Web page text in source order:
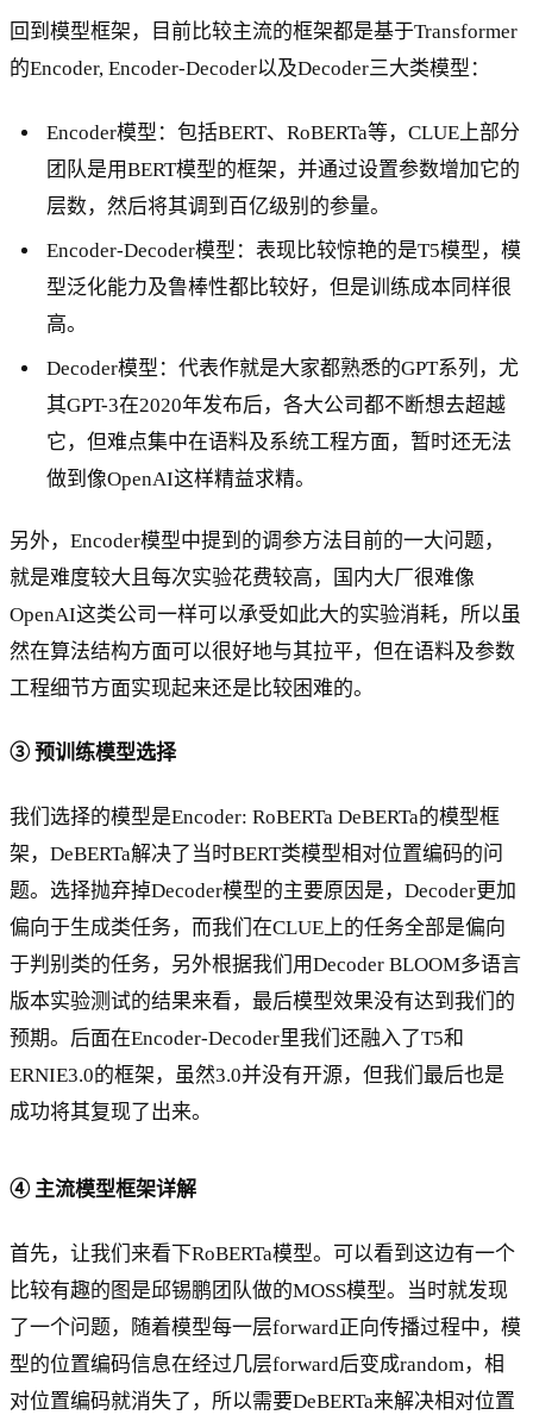
回到模型框架，目前比较主流的框架都是基于Transformer
的Encoder, Encoder-Decoder以及Decoder三大类模型：
Encoder模型：包括BERT、RoBERTa等，CLUE上部分
团队是用BERT模型的框架，并通过设置参数增加它的
层数，然后将其调到百亿级别的参量。
Encoder-Decoder模型：表现比较惊艳的是T5模型，模
型泛化能力及鲁棒性都比较好，但是训练成本同样很
高。
Decoder模型：代表作就是大家都熟悉的GPT系列，尤
其GPT-3在2020年发布后，各大公司都不断想去超越
它，但难点集中在语料及系统工程方面，暂时还无法
做到像OpenAI这样精益求精。
另外，Encoder模型中提到的调参方法目前的一大问题，
就是难度较大且每次实验花费较高，国内大厂很难像
OpenAI这类公司一样可以承受如此大的实验消耗，所以虽
然在算法结构方面可以很好地与其拉平，但在语料及参数
工程细节方面实现起来还是比较困难的。
③ 预训练模型选择
我们选择的模型是Encoder: RoBERTa DeBERTa的模型框
架，DeBERTa解决了当时BERT类模型相对位置编码的问
题。选择抛弃掉Decoder模型的主要原因是，Decoder更加
偏向于生成类任务，而我们在CLUE上的任务全部是偏向
于判别类的任务，另外根据我们用Decoder BLOOM多语言
版本实验测试的结果来看，最后模型效果没有达到我们的
预期。后面在Encoder-Decoder里我们还融入了T5和
ERNIE3.0的框架，虽然3.0并没有开源，但我们最后也是
成功将其复现了出来。
④ 主流模型框架详解
首先，让我们来看下RoBERTa模型。可以看到这边有一个
比较有趣的图是邱锡鹏团队做的MOSS模型。当时就发现
了一个问题，随着模型每一层forward正向传播过程中，模
型的位置编码信息在经过几层forward后变成random，相
对位置编码就消失了，所以需要DeBERTa来解决相对位置